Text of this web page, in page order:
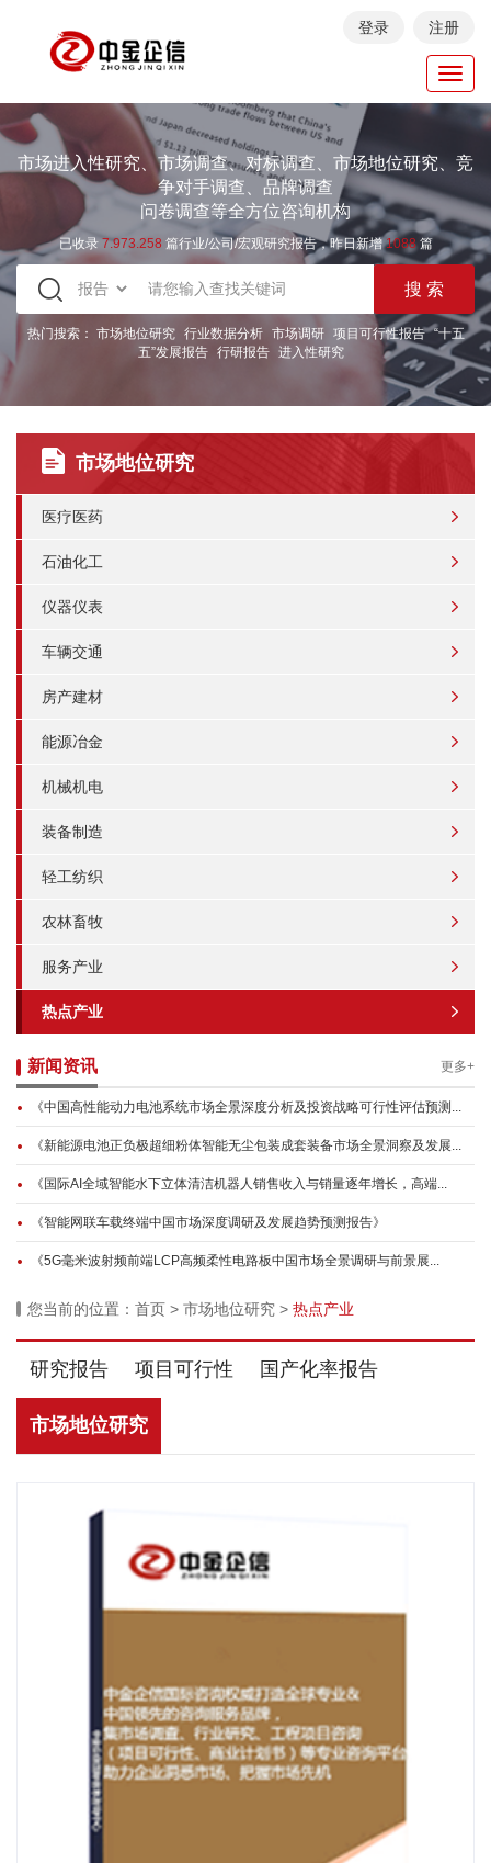
登录 注册
市场进入性研究、市场调查、对标调查、市场地位研究、竞
争对手调查、品牌调查
问卷调查等全方位咨询机构
已收录 7.973.258 篇行业/公司/宏观研究报告，昨日新增1088篇
热门搜索： 市场地位研究 行业数据分析 市场调研 项目可行性报告 “十五
五”发展报告 行研报告 进入性研究
市场地位研究
医疗医药
石油化工
仪器仪表
车辆交通
房产建材
能源冶金
机械机电
装备制造
轻工纺织
农林畜牧
服务产业
热点产业
新闻资讯 更多+
《中国高性能动力电池系统市场全景深度分析及投资战略可行性评估预测...
《新能源电池正负极超细粉体智能无尘包装成套装备市场全景洞察及发展...
《国际AI全域智能水下立体清洁机器人销售收入与销量逐年增长，高端...
《智能网联车载终端中国市场深度调研及发展趋势预测报告》
《5G毫米波射频前端LCP高频柔性电路板中国市场全景调研与前景展...
您当前的位置： 首页 > 市场地位研究 > 热点产业
研究报告 项目可行性 国产化率报告
市场地位研究